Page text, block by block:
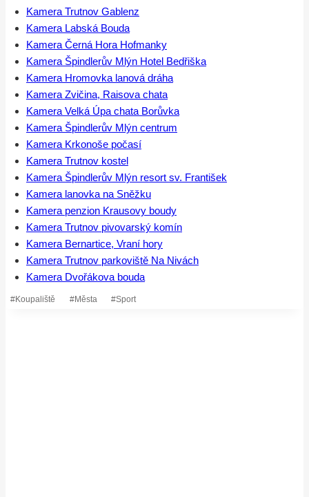
Kamera Trutnov Gablenz
Kamera Labská Bouda
Kamera Černá Hora Hofmanky
Kamera Špindlerův Mlýn Hotel Bedřiška
Kamera Hromovka lanová dráha
Kamera Zvičina, Raisova chata
Kamera Velká Úpa chata Borůvka
Kamera Špindlerův Mlýn centrum
Kamera Krkonoše počasí
Kamera Trutnov kostel
Kamera Špindlerův Mlýn resort sv. František
Kamera lanovka na Sněžku
Kamera penzion Krausovy boudy
Kamera Trutnov pivovarský komín
Kamera Bernartice, Vraní hory
Kamera Trutnov parkoviště Na Nivách
Kamera Dvořákova bouda
#Koupaliště #Města #Sport